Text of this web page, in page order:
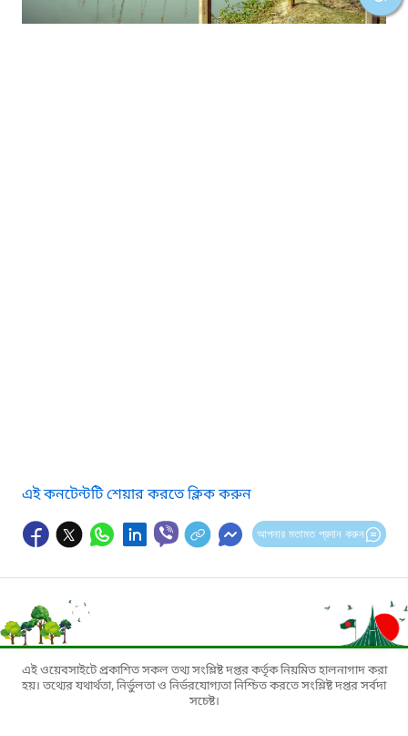
এই কনটেন্টটি শেয়ার করতে ক্লিক করুন
আপনার মতামত প্রদান করুন
এই ওয়েবসাইটে প্রকাশিত সকল তথ্য সংশ্লিষ্ট দপ্তর কর্তৃক নিয়মিত হালনাগাদ করা
হয়। তথ্যের যথার্থতা, নির্ভুলতা ও নির্ভরযোগ্যতা নিশ্চিত করতে সংশ্লিষ্ট দপ্তর সর্বদা
সচেষ্ট।